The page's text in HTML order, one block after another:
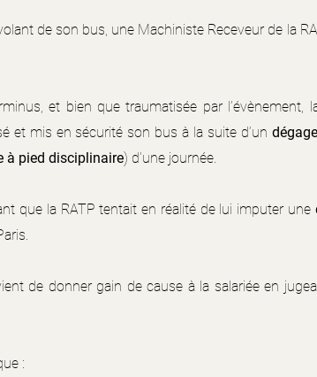
de son bus, une Machiniste Receveur de la
et bien que traumatisée par l’évènement,
et mis en sécurité son bus à la suite d’un
à pied disciplinaire) d’une journée.
que la RATP tentait en réalité de lui imputer une
de donner gain de cause à la salariée en
: